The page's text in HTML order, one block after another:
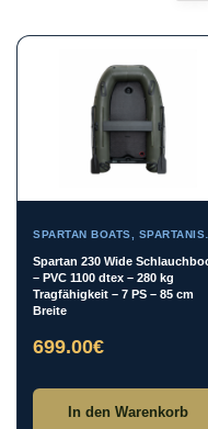
SPARTAN BOATS SPARTANISCHE BOOTE
Spartan 230 Wide
– PVC 1100 dtex – 280 kg
Tragfähigkeit – 7 PS – 85 cm
Breite
699.00€
In den Warenkorb